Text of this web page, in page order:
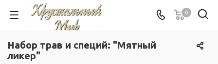
0
Набор трав и специй: "Мятный
ликер"